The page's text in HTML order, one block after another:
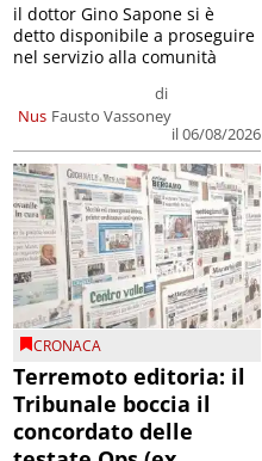
Nus
di
Fausto Vassoney
il 06/08/2026
il dottor Gino Sapone si è
detto disponibile a proseguire
nel servizio alla comunità
CRONACA
Terremoto editoria: il
Tribunale boccia il
concordato delle